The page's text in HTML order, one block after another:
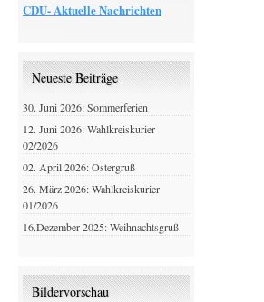
CDU- Aktuelle Nachrichten
Neueste Beiträge
30. Juni 2026: Sommerferien
12. Juni 2026: Wahlkreiskurier
02/2026
02. April 2026: Ostergruß
26. März 2026: Wahlkreiskurier
01/2026
16.Dezember 2025: Weihnachtsgruß
Bildervorschau